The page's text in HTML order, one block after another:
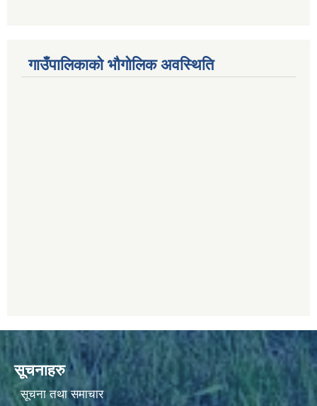
गाउँपालिकाको भौगोलिक अवस्थिति
सूचनाहरु
सूचना तथा समाचार